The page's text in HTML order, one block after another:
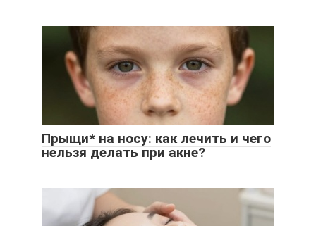
Прыщи* на носу: как лечить и чего
нельзя делать при акне?